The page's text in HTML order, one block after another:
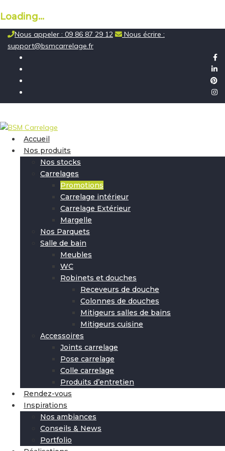
Loading...
Skip
content
Nous appeler : 09 86 87 29 12
Nous écrire :
support@bsmcarrelage.fr
Accueil
Nos produits
Nos stocks
Carrelages
Promotions
Carrelage intérieur
Carrelage Extérieur
Margelle
Nos Parquets
Salle de bain
Meubles
WC
Robinets et douches
Receveurs de douche
Colonnes de douches
Mitigeurs salles de bains
Mitigeurs cuisine
Accessoires
Joints carrelage
Pose carrelage
Colle carrelage
Produits d’entretien
Rendez-vous
Inspirations
Nos ambiances
Conseils & News
Portfolio